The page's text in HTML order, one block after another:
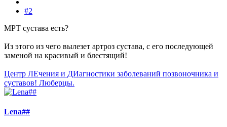
#2
МРТ сустава есть?
Из этого из чего вылезет артроз сустава, с его последующей
заменой на красивый и блестящий!
Центр ЛЕчения и ДИагностики заболеваний позвоночника и
суставов! Люберцы.
Lena##